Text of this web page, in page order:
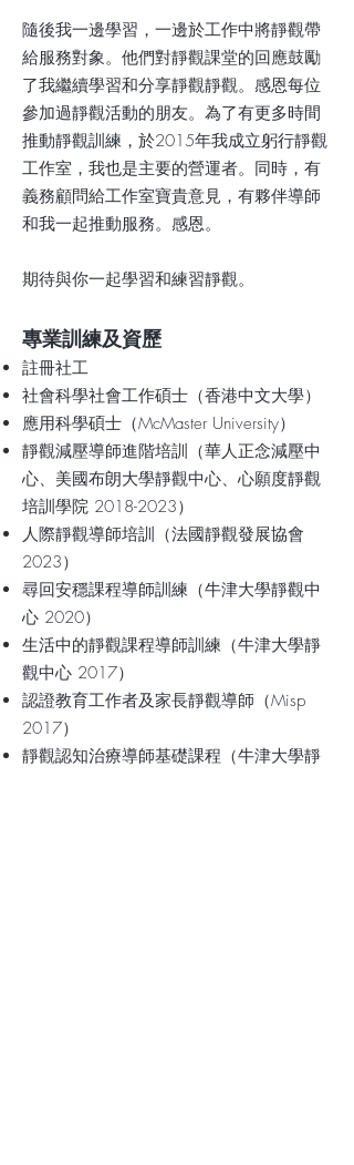
隨後我一邊學習，一邊於工作中將靜觀帶
給服務對象。他們對靜觀課堂的回應鼓勵
了我繼續學習和分享靜觀靜觀。感恩每位
參加過靜觀活動的朋友。 為了有更多時間
推動靜觀訓練，於2015年我成立躬行靜觀
工作室，我也是主要的營運者。同時，有
義務顧問給工作室寶貴意見，有夥伴導師
和我一起推動服務。感恩。
期待與你一起學習和練習靜觀。
專業訓練及資歷
註冊社工
社會科學社會工作碩士（香港中文大學）
應用科學碩士（McMaster University）
靜觀減壓導師進階培訓（華人正念減壓中
心、美國布朗大學靜觀中心、心願度靜觀
培訓學院 2018-2023）
人際靜觀導師培訓（法國靜觀發展協會
2023）
尋回安穩課程導師訓練（牛津大學靜觀中
心 2020）
生活中的靜觀課程導師訓練（牛津大學靜
觀中心 2017）
認證教育工作者及家長靜觀導師（Misp
2017）
靜觀認知治療導師基礎課程（牛津大學靜